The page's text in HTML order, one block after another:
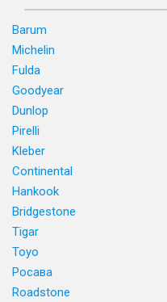
Barum
Michelin
Fulda
Goodyear
Dunlop
Pirelli
Kleber
Continental
Hankook
Bridgestone
Tigar
Toyo
Росава
Roadstone